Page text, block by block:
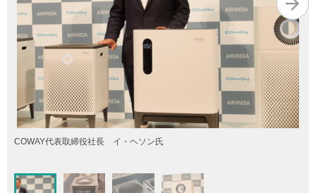
COWAY代表取締役社長 イ・ヘソン氏